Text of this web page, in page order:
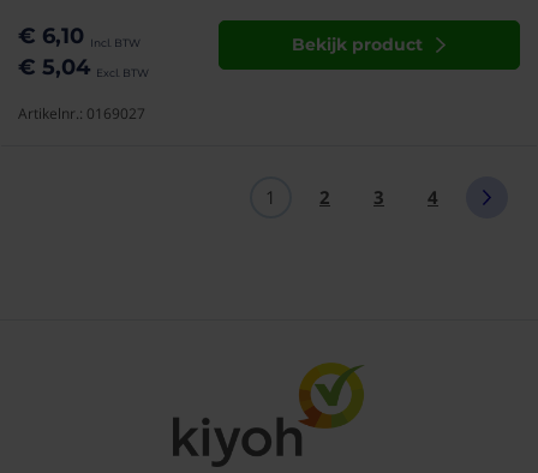
€ 6,10
€ 5,04
Bekijk product
Artikelnr.: 0169027
1 2 3 4